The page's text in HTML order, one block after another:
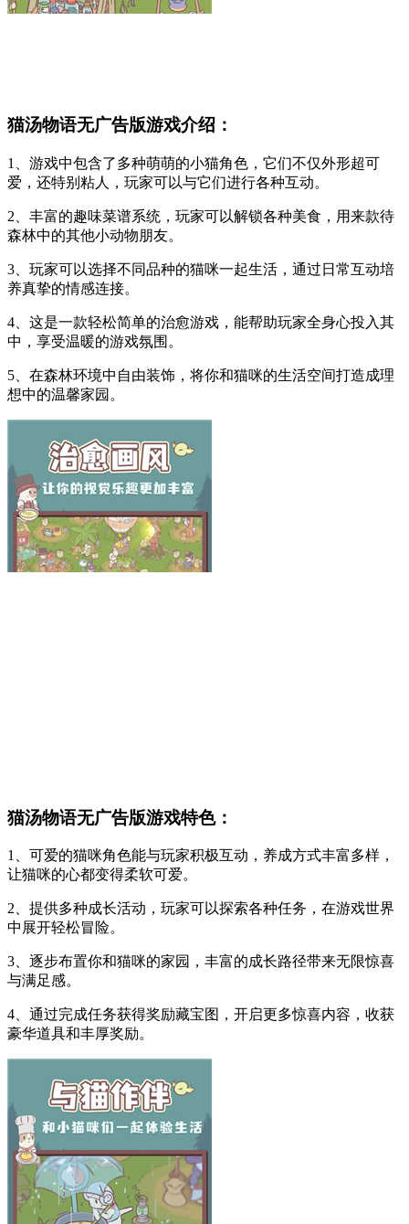
猫汤物语无广告版游戏介绍：
1、游戏中包含了多种萌萌的小猫角色，它们不仅外形超可
爱，还特别粘人，玩家可以与它们进行各种互动。
2、丰富的趣味菜谱系统，玩家可以解锁各种美食，用来款待
森林中的其他小动物朋友。
3、玩家可以选择不同品种的猫咪一起生活，通过日常互动培
养真挚的情感连接。
4、这是一款轻松简单的治愈游戏，能帮助玩家全身心投入其
中，享受温暖的游戏氛围。
5、在森林环境中自由装饰，将你和猫咪的生活空间打造成理
想中的温馨家园。
猫汤物语无广告版游戏特色：
1、可爱的猫咪角色能与玩家积极互动，养成方式丰富多样，
让猫咪的心都变得柔软可爱。
2、提供多种成长活动，玩家可以探索各种任务，在游戏世界
中展开轻松冒险。
3、逐步布置你和猫咪的家园，丰富的成长路径带来无限惊喜
与满足感。
4、通过完成任务获得奖励藏宝图，开启更多惊喜内容，收获
豪华道具和丰厚奖励。